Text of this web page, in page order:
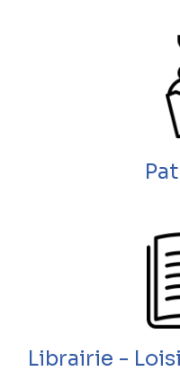
Librairie -